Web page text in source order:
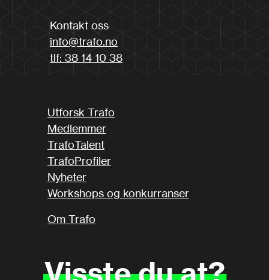
Kontakt oss
info@trafo.no
tlf: 38 14 10 38
Utforsk Trafo
Medlemmer
TrafoTalent
TrafoProfiler
Nyheter
Workshops og konkurranser
Om Trafo